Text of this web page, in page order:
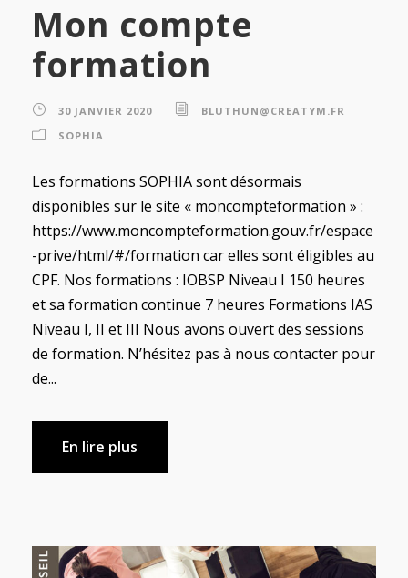
Mon compte
formation
30 JANVIER 2020
BLUTHUN@CREATYM.FR
SOPHIA
Les formations SOPHIA sont désormais
disponibles sur le site « moncompteformation » :
https://www.moncompteformation.gouv.fr/espace
-prive/html/#/formation car elles sont éligibles au
CPF. Nos formations : IOBSP Niveau I 150 heures
et sa formation continue 7 heures Formations IAS
Niveau I, II et III Nous avons ouvert des sessions
de formation. N’hésitez pas à nous contacter pour
de...
En lire plus